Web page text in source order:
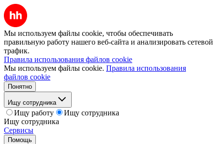
Мы используем файлы cookie, чтобы обеспечивать
правильную работу нашего веб-сайта и анализировать сетевой
трафик.
Правила использования файлов cookie
Мы используем файлы cookie. Правила использования
файлов cookie
Понятно
Ищу сотрудника
Ищу работу
Ищу сотрудника
Ищу сотрудника
Сервисы
Помощь